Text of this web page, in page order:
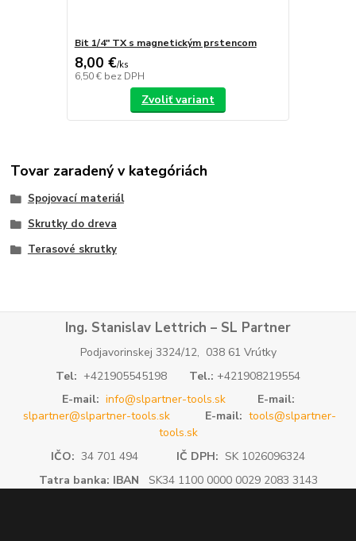
Bit 1/4" TX s magnetickým prstencom
8,00 €/ks
6,50 € bez DPH
Zvoliť variant
Tovar zaradený v kategóriách
Spojovací materiál
Skrutky do dreva
Terasové skrutky
Ing. Stanislav Lettrich – SL Partner
Podjavorinskej 3324/12, 038 61 Vrútky
Tel: +421905545198 Tel.: +421908219554
E-mail: info@slpartner-tools.sk
E-mail:
slpartner@slpartner-tools.sk
E-mail: tools@slpartner-
tools.sk
IČO: 34 701 494 IČ DPH: SK 1026096324
Tatra banka: IBAN SK34 1100 0000 0029 2083 3143